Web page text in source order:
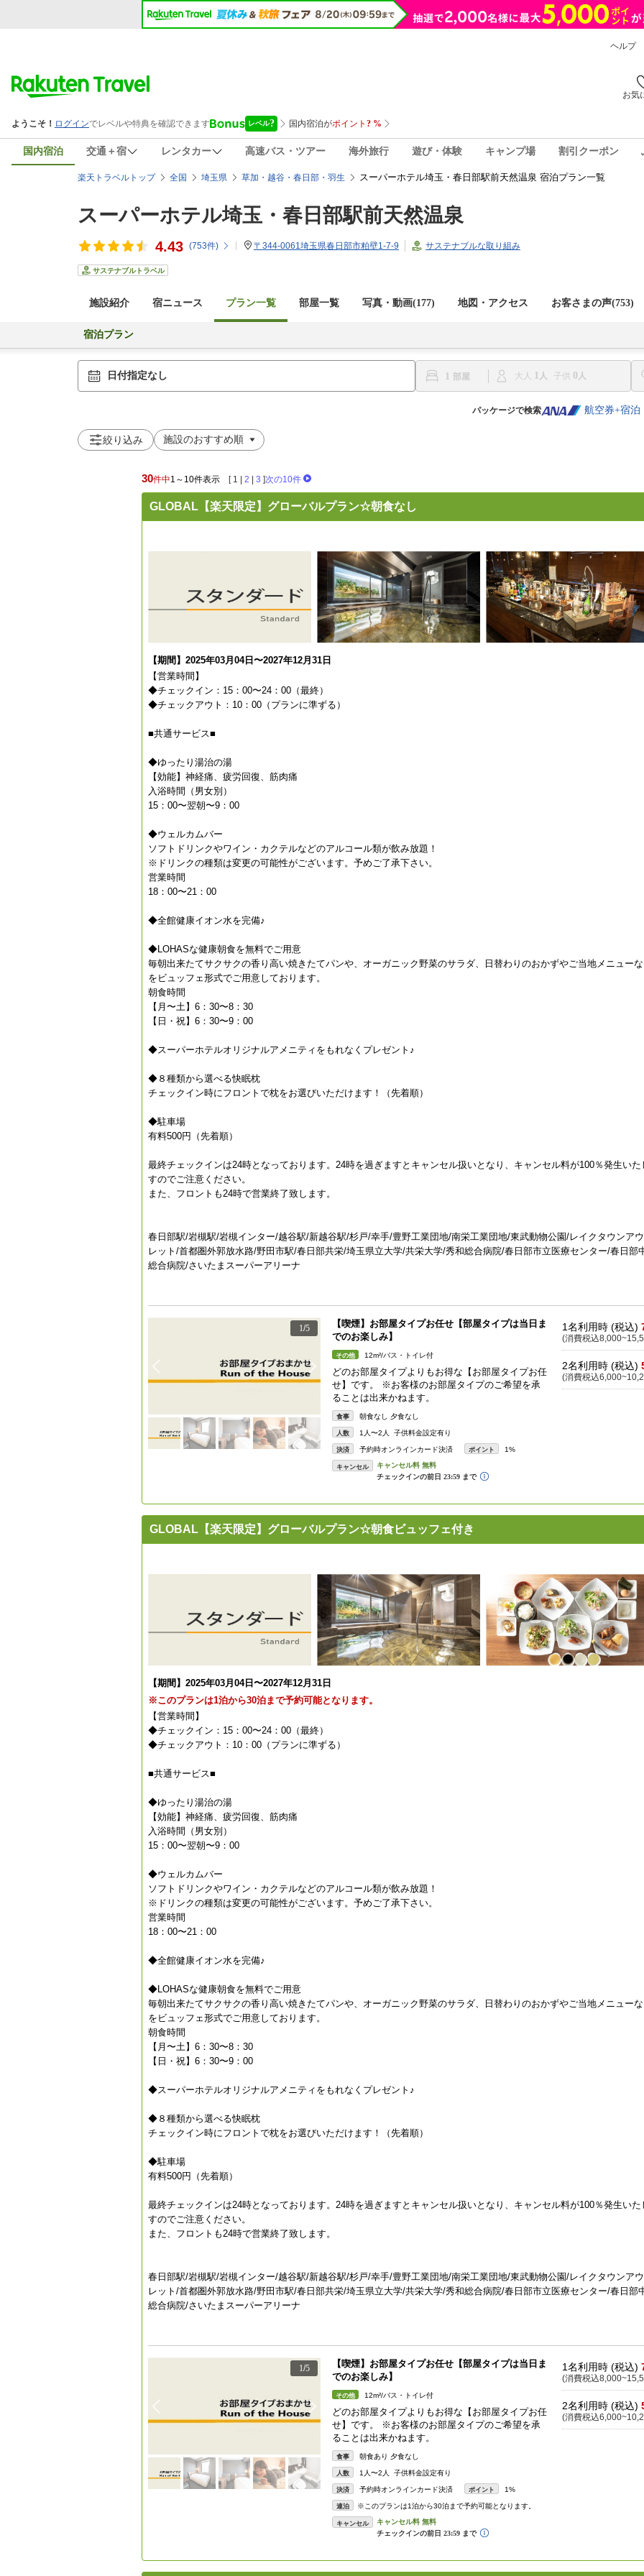
ヘルプ
お気
国内宿泊 交通＋宿 レンタカー 高速バス・ツアー 海外旅行 遊び・体験 キャンプ場 割引クーポン
楽天トラベルトップ 全国 埼玉県 草加・越谷・春日部・羽生 スーパーホテル埼玉・春日部駅前天然温泉 宿泊プラン一覧
スーパーホテル埼玉・春日部駅前天然温泉
4.43 (753件) 〒344-0061埼玉県春日部市粕壁1-7-9 サステナブルな取り組み
サステナブルトラベル
施設紹介 宿ニュース プラン一覧 部屋一覧 写真・動画(177) 地図・アクセス お客さまの声(753)
宿泊プラン
日付指定なし 1 大人 1 子供 0
パッケージで検索 航空券+宿泊
絞り込み
30件中1～10件表示 [ 1 2 3 ]次の10件
GLOBAL【楽天限定】グローバルプラン☆朝食なし
【期間】2025年03月04日〜2027年12月31日
【営業時間】
◆チェックイン：15：00〜24：00（最終）
◆チェックアウト：10：00（プランに準ずる）
■共通サービス■
◆ゆったり湯治の湯
【効能】神経痛、疲労回復、筋肉痛
入浴時間（男女別）
15：00〜翌朝〜9：00
◆ウェルカムバー
ソフトドリンクやワイン・カクテルなどのアルコール類が飲み放題！
※ドリンクの種類は変更の可能性がございます。予めご了承下さい。
営業時間
18：00〜21：00
◆全館健康イオン水を完備♪
◆LOHASな健康朝食を無料でご用意
毎朝出来たてサクサクの香り高い焼きたてパンや、オーガニック野菜のサラダ、日替わりのおかずやご当地メニュー
をビュッフェ形式でご用意しております。
朝食時間
【月〜土】6：30〜8：30
【日・祝】6：30〜9：00
◆スーパーホテルオリジナルアメニティをもれなくプレゼント♪
◆８種類から選べる快眠枕
チェックイン時にフロントで枕をお選びいただけます！（先着順）
◆駐車場
有料500円（先着順）
最終チェックインは24時となっております。24時を過ぎますとキャンセル扱いとなり、キャンセル料が100％発生いた
すのでご注意ください。
また、フロントも24時で営業終了致します。
春日部駅/岩槻駅/岩槻インター/越谷駅/新越谷駅/杉戸/幸手/豊野工業団地/南栄工業団地/東武動物公園/レイクタウンア
レット/首都圏外郭放水路/野田市駅/春日部共栄/埼玉県立大学/共栄大学/秀和総合病院/春日部市立医療センター/春日部
総合病院/さいたまスーパーアリーナ
1/5
【喫煙】お部屋タイプお任せ【部屋タイプは当日ま
でのお楽しみ】
その他 12m²/バス・トイレ付
どのお部屋タイプよりもお得な【お部屋タイプお任
せ】です。 ※お客様のお部屋タイプのご希望を承
ることは出来かねます。
食事 朝食なし 夕食なし
人数 1人〜2人 子供料金設定有り
決済 予約時オンラインカード決済 ポイント 1%
キャンセル
1名利用時 (税込)
(消費税込
2名利用時 (税込)
(消費税込
GLOBAL【楽天限定】グローバルプラン☆朝食ビュッフェ付き
【期間】2025年03月04日〜2027年12月31日
※このプランは1泊から30泊まで予約可能となります。
【営業時間】
◆チェックイン：15：00〜24：00（最終）
◆チェックアウト：10：00（プランに準ずる）
■共通サービス■
◆ゆったり湯治の湯
【効能】神経痛、疲労回復、筋肉痛
入浴時間（男女別）
15：00〜翌朝〜9：00
◆ウェルカムバー
ソフトドリンクやワイン・カクテルなどのアルコール類が飲み放題！
※ドリンクの種類は変更の可能性がございます。予めご了承下さい。
営業時間
18：00〜21：00
◆全館健康イオン水を完備♪
◆LOHASな健康朝食を無料でご用意
毎朝出来たてサクサクの香り高い焼きたてパンや、オーガニック野菜のサラダ、日替わりのおかずやご当地メニュー
をビュッフェ形式でご用意しております。
朝食時間
【月〜土】6：30〜8：30
【日・祝】6：30〜9：00
◆スーパーホテルオリジナルアメニティをもれなくプレゼント♪
◆８種類から選べる快眠枕
チェックイン時にフロントで枕をお選びいただけます！（先着順）
◆駐車場
有料500円（先着順）
最終チェックインは24時となっております。24時を過ぎますとキャンセル扱いとなり、キャンセル料が100％発生いた
すのでご注意ください。
また、フロントも24時で営業終了致します。
春日部駅/岩槻駅/岩槻インター/越谷駅/新越谷駅/杉戸/幸手/豊野工業団地/南栄工業団地/東武動物公園/レイクタウンア
レット/首都圏外郭放水路/野田市駅/春日部共栄/埼玉県立大学/共栄大学/秀和総合病院/春日部市立医療センター/春日部
総合病院/さいたまスーパーアリーナ
1/5
【喫煙】お部屋タイプお任せ【部屋タイプは当日ま
でのお楽しみ】
その他 12m²/バス・トイレ付
どのお部屋タイプよりもお得な【お部屋タイプお任
せ】です。 ※お客様のお部屋タイプのご希望を承
ることは出来かねます。
食事 朝食あり 夕食なし
人数 1人〜2人 子供料金設定有り
決済 予約時オンラインカード決済 ポイント 1%
連泊 ※このプランは1泊から30泊まで予約可能となります。
キャンセル
1名利用時 (税込)
(消費税込
2名利用時 (税込)
(消費税込